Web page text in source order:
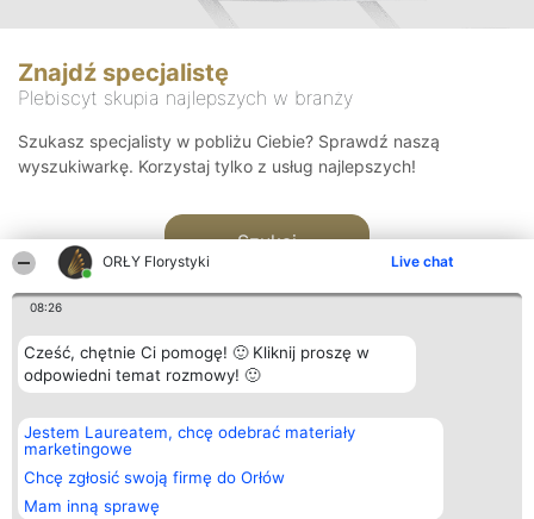
ORŁY Florystyki Live chat
08:26
Cześć, chętnie Ci pomogę! 🙂 Kliknij proszę w
odpowiedni temat rozmowy! 🙂
Jestem Laureatem, chcę odebrać materiały
marketingowe
Chcę zgłosić swoją firmę do Orłów
Mam inną sprawę
Znajdź specjalistę
Plebiscyt skupia najlepszych w branży
Szukasz specjalisty w pobliżu Ciebie? Sprawdź naszą
wyszukiwarkę. Korzystaj tylko z usług najlepszych!
Szukaj
Organizator plebiscytu
Bright Side Solutions sp. z o.
o. sp. k.
ul. Ruska 22
Wrocław 50-079
KRS 0000749100 | Regon
Plebiscyt
Laureaci
wszystkich
Laureatów
Kontakt
Kontakt